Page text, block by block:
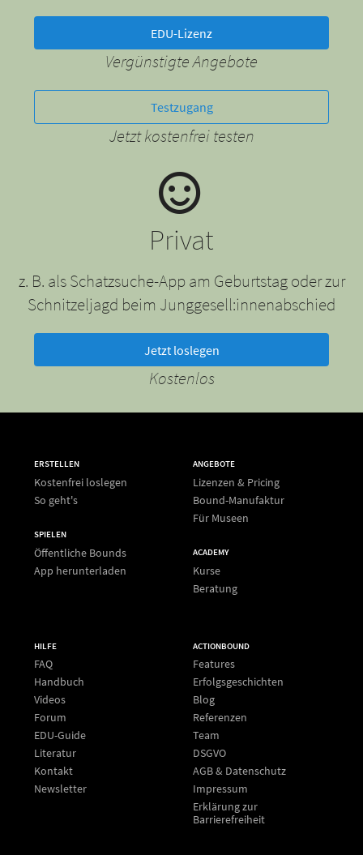
EDU-Lizenz
Vergünstigte Angebote
Testzugang
Jetzt kostenfrei testen
Privat
z. B. als Schatzsuche-App am Geburtstag oder zur
Schnitzeljagd beim Junggesell:innenabschied
Jetzt loslegen
Kostenlos
ERSTELLEN
Kostenfrei loslegen
So geht's
SPIELEN
Öffentliche Bounds
App herunterladen
ANGEBOTE
Lizenzen & Pricing
Bound-Manufaktur
Für Museen
ACADEMY
Kurse
Beratung
HILFE
FAQ
Handbuch
Videos
Forum
EDU-Guide
Literatur
Kontakt
Newsletter
ACTIONBOUND
Features
Erfolgsgeschichten
Blog
Referenzen
Team
DSGVO
AGB & Datenschutz
Impressum
Erklärung zur
Barrierefreiheit